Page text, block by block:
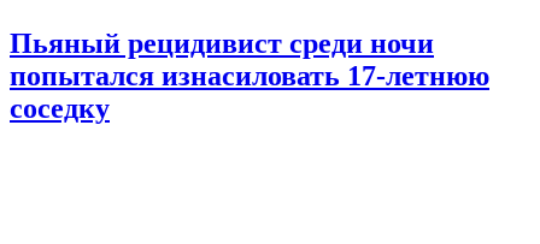
Пьяный рецидивист среди ночи
попытался изнасиловать 17-летнюю
соседку